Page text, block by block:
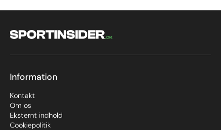
Information
Kontakt
Om os
Eksternt indhold
Cookiepolitik